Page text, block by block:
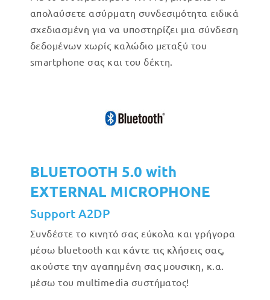
απολαύσετε ασύρματη συνδεσιμότητα ειδικά
σχεδιασμένη για να υποστηρίζει μια σύνδεση
δεδομένων χωρίς καλώδιο μεταξύ του
smartphone σας και του δέκτη.
BLUETOOTH 5.0 with
EXTERNAL MICROPHONE
Support A2DP
Συνδέστε το κινητό σας εύκολα και γρήγορα
μέσω bluetooth και κάντε τις κλήσεις σας,
ακούστε την αγαπημένη σας μουσικη, κ.α.
μέσω του multimedia συστήματος!